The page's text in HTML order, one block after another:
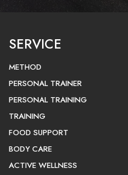
SERVICE
METHOD
PERSONAL TRAINER
PERSONAL TRAINING
TRAINING
FOOD SUPPORT
BODY CARE
ACTIVE WELLNESS